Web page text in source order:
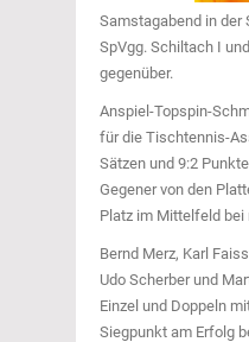
Samstagabend in der
SpVgg. Schiltach I
gegenüber.
Anspiel-Topspin-
für die Tischtennis-
Sätzen und 9:2
Gegener von den
Platz im Mittelfeld bei
Bernd Merz, Karl
Udo Scherber und
Einzel und Doppeln
Siegpunkt am Erfolg